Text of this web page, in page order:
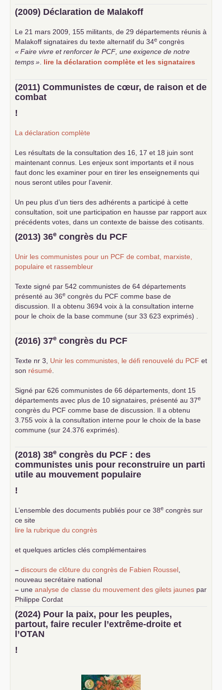
(2009) Déclaration de Malakoff
Le 21 mars 2009, 155 militants, de 29 départements réunis à
Malakoff signataires du texte alternatif du 34e congrès
«Faire vivre et renforcer le PCF , une exigence de notre
temps» lire la déclaration complète et les signataires
(2011) Communistes de cœur, de raison et de
combat
!
La déclaration complète
Les résultats de la consultation des 16, 17 et 18 juin sont
maintenant connus. Les enjeux sont importants et il nous
faut donc les examiner pour en tirer les enseignements qui
nous seront utiles pour l’avenir.
Un peu plus d’un tiers des adhérents a participé à cette
consultation, soit une participation en hausse par rapport aux
précédents votes, dans un contexte de baisse des cotisants.
... lire la suite
(2013) 36e congrès du PCF
Unir les communistes pour un PCF de combat, marxiste,
populaire et rassembleur
Texte signé par 542 communistes de 64 départements
présenté au 36e congrès du PCF comme base de
discussion. Il a obtenu 3694 voix à la consultation interne
pour le choix de la base commune (sur 33 623 exprimés) .
(2016) 37e congrès du PCF
Texte nr 3, Unir les communistes, le défi renouvelé du PCF et
son résumé
Signé par 626 communistes de 66 départements, dont 15
départements avec plus de 10 signataires, présenté au 37e
congrès du PCF comme base de discussion. Il a obtenu
3.755 voix à la consultation interne pour le choix de la base
commune (sur 24.376 exprimés).
(2018) 38e congrès du PCF : des
communistes unis pour reconstruire un parti
utile au mouvement populaire
!
L’ensemble des documents publiés pour ce 38e congrès sur
ce site
lire la rubrique du congrès
et quelques articles clés complémentaires
– discours de clôture du congrès de Fabien Roussel
nouveau secrétaire national
– une analyse de classe du mouvement des gilets jaunes par
Philippe Cordat
–
un texte de Jean-Claude Delaunay
le marxisme est la
science sociale de notre temps
–un appel proposé aux partis communistes et ouvrier
d’Europe
–
(2024) Pour la paix, pour les peuples,
partout, faire reculer l’extrême-droite et
l’OTAN
!